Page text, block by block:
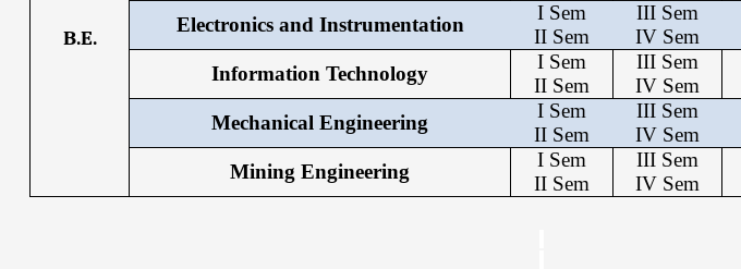
B.E.
Electronics and Instrumentation
I Sem
II Sem
III Sem
IV Sem
Information Technology
I Sem
II Sem
III Sem
IV Sem
Mechanical Engineering
I Sem
II Sem
III Sem
IV Sem
Mining Engineering
I Sem
II Sem
III Sem
IV Sem